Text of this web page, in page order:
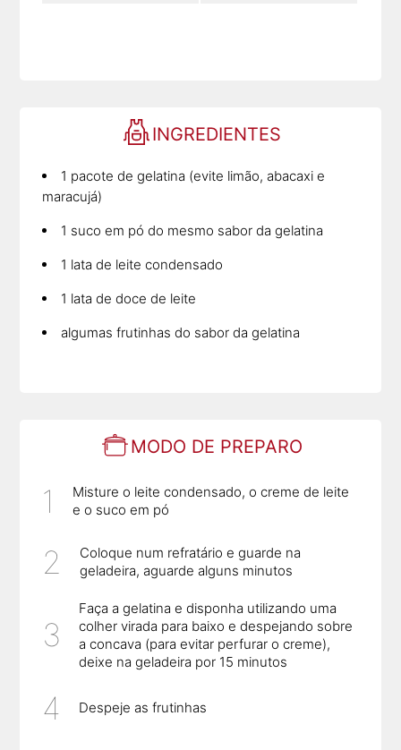
INGREDIENTES
1 pacote de gelatina (evite limão, abacaxi e
maracujá)
1 suco em pó do mesmo sabor da gelatina
1 lata de leite condensado
1 lata de doce de leite
algumas frutinhas do sabor da gelatina
MODO DE PREPARO
Misture o leite condensado, o creme de leite
e o suco em pó
Coloque num refratário e guarde na
geladeira, aguarde alguns minutos
Faça a gelatina e disponha utilizando uma
colher virada para baixo e despejando sobre
a concava (para evitar perfurar o creme),
deixe na geladeira por 15 minutos
Despeje as frutinhas